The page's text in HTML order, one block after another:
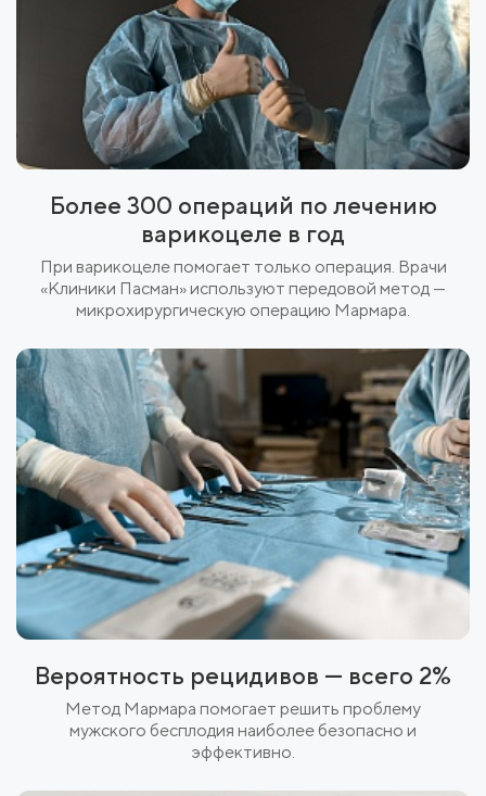
Более 300 операций по лечению
варикоцеле в год
При варикоцеле помогает только операция. Врачи
«Клиники Пасман» используют передовой метод —
микрохирургическую операцию Мармара.
Вероятность рецидивов — всего 2%
Метод Мармара помогает решить проблему
мужского бесплодия наиболее безопасно и
эффективно.